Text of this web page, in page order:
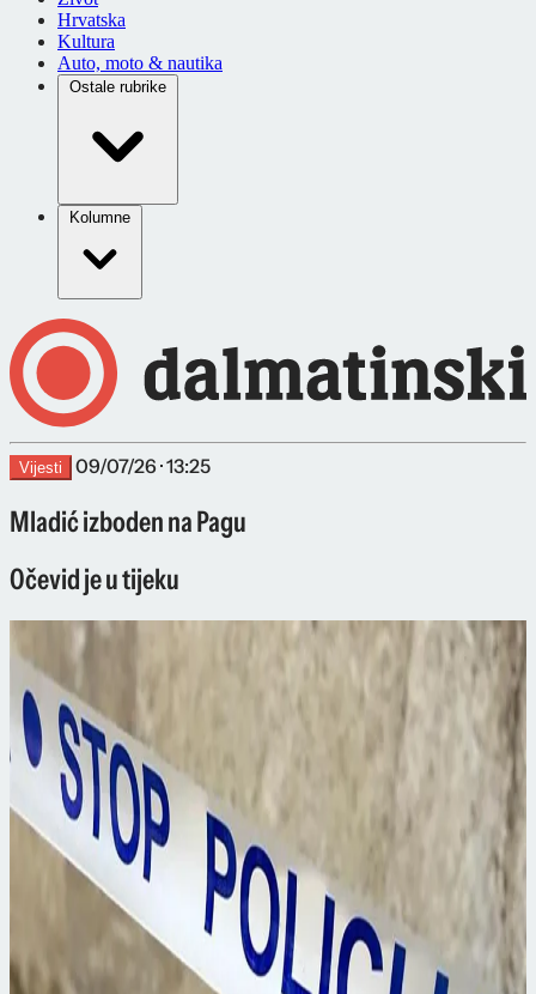
Hrvatska
Kultura
Auto, moto & nautika
Ostale rubrike
Kolumne
Vijesti 09/07/26 · 13:25
Mladić izboden na Pagu
Očevid je u tijeku